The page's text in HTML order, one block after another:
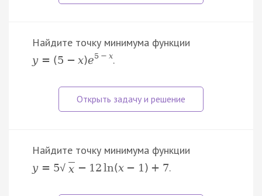
Найдите точку минимума функции
y = (5 − x)e5 − x.
Найдите точку минимума функции
y = 5√ x − 12ln(x − 1) + 7.